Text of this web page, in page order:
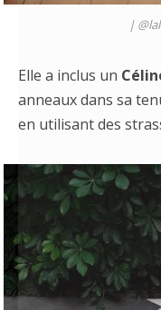
|
Elle a inclus un
anneaux dans sa
en utilisant des